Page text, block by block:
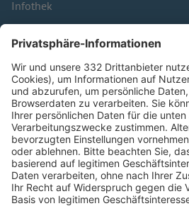
Infothek
Kontakt
HÄUFIG BESUCHTE SEITEN
Pässe und Vereinswechsel
Trainerausbildung
Schulungsangebot Vereinsmitarbeiter
BFV-Geschäftsstellen
Trainerbörse
Login SpielPlus